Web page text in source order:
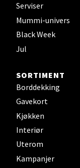
Serviser
Mummi-univers
Black Week
Jul
SORTIMENT
Borddekking
Gavekort
Kjøkken
Interiør
Uterom
Kampanjer
Lars